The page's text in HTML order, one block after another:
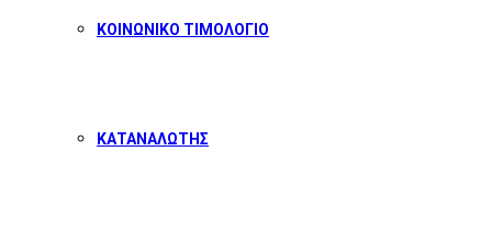
ΚΟΙΝΩΝΙΚΟ ΤΙΜΟΛΟΓΙΟ
ΚΑΤΑΝΑΛΩΤΗΣ